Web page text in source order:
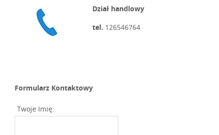
Dział handlowy
tel. 126546764
Formularz Kontaktowy
Twoje Imię: